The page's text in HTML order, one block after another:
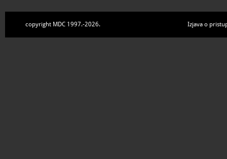
copyright MDC 1997.-2026. Izjava o